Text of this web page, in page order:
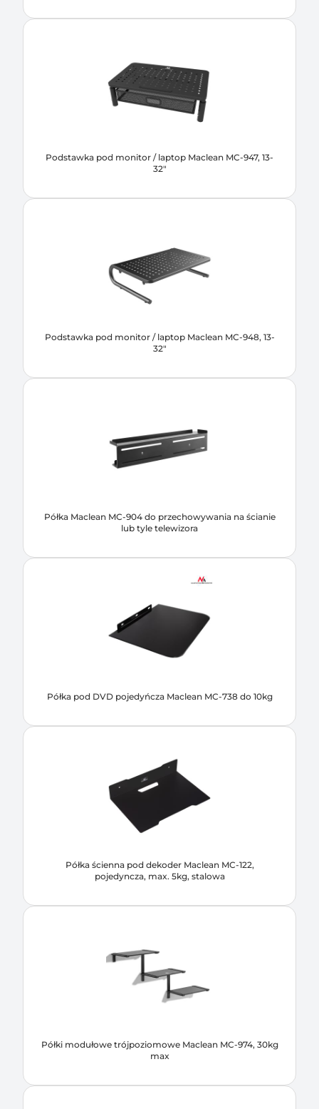
Podstawka pod monitor / laptop Maclean MC-947, 13-
32"
Podstawka pod monitor / laptop Maclean MC-948, 13-
32"
Półka Maclean MC-904 do przechowywania na ścianie
lub tyle telewizora
Półka pod DVD pojedyńcza Maclean MC-738 do 10kg
Półka ścienna pod dekoder Maclean MC-122,
pojedyncza, max. 5kg, stalowa
Półki modułowe trójpoziomowe Maclean MC-974, 30kg
max